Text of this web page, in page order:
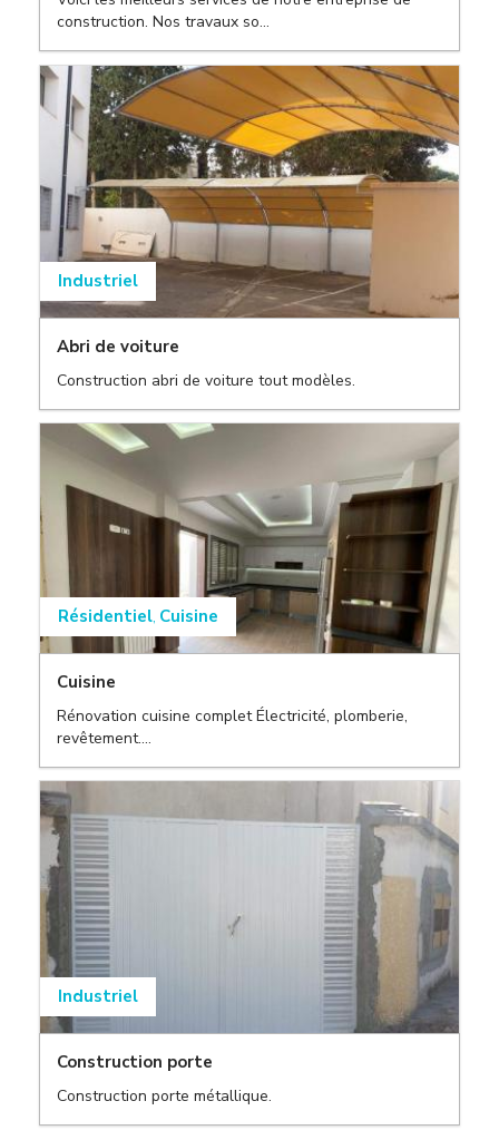
,
construction. Nos travaux so...
Industriel
Abri de voiture
Construction abri de voiture tout modèles.
Résidentiel, Cuisine
Cuisine
Rénovation cuisine complet Électricité, plomberie,
revêtement....
Industriel
Construction porte
Construction porte métallique.